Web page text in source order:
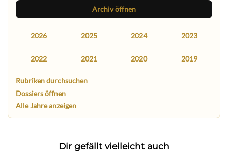
Archiv öffnen
2026 2025 2024 2023
2022 2021 2020 2019
Rubriken durchsuchen
Dossiers öffnen
Alle Jahre anzeigen
Dir gefällt vielleicht auch